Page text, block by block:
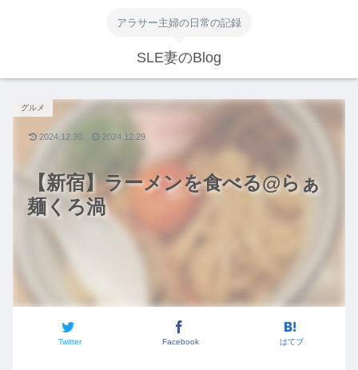
アラサー主婦の日常の記録
SLE妻のBlog
【新宿】ラーメンを食べる@らぁ
麺くろ渦
グルメ
Twitter Facebook はてブ
2024.12.30 2024.12.29